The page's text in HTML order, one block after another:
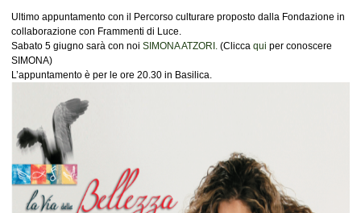
Ultimo appuntamento con il Percorso culturare proposto dalla Fondazione in
collaborazione con Frammenti di Luce.
Sabato 5 giugno sarà con noi SIMONA ATZORI. (Clicca qui per conoscere
SIMONA)
L’appuntamento è per le ore 20.30 in Basilica.